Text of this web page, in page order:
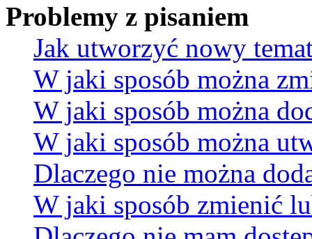
Problemy z pisaniem
Jak utworzyć nowy
W jaki sposób można
W jaki sposób można
W jaki sposób można
Dlaczego nie można
W jaki sposób zmienić